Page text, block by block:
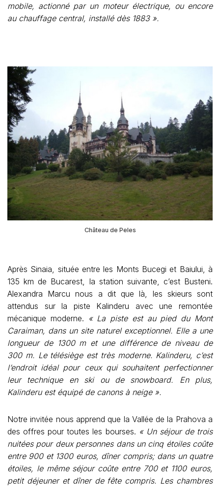
mobile, actionné par un moteur électrique, ou encore
au chauffage central, installé dès 1883 ».
Château de Peles
Après Sinaia, située entre les Monts Bucegi et Baiului, à
135 km de Bucarest, la station suivante, c’est Busteni.
Alexandra Marcu nous a dit que là, les skieurs sont
attendus sur la piste Kalinderu avec une remontée
mécanique moderne. « La piste est au pied du Mont
Caraiman, dans un site naturel exceptionnel. Elle a une
longueur de 1300 m et une différence de niveau de
300 m. Le télésiège est très moderne. Kalinderu, c’est
l’endroit idéal pour ceux qui souhaitent perfectionner
leur technique en ski ou de snowboard. En plus,
Kalinderu est équipé de canons à neige ».
Notre invitée nous apprend que la Vallée de la Prahova a
des offres pour toutes les bourses. « Un séjour de trois
nuitées pour deux personnes dans un cinq étoiles coûte
entre 900 et 1300 euros, dîner compris; dans un quatre
étoiles, le même séjour coûte entre 700 et 1100 euros,
petit déjeuner et dîner de fête compris. Les chambres